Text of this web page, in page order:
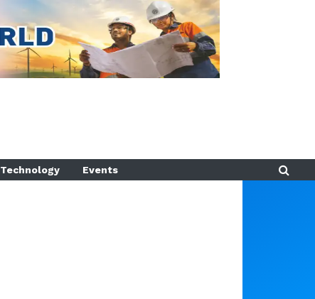
Technology Events